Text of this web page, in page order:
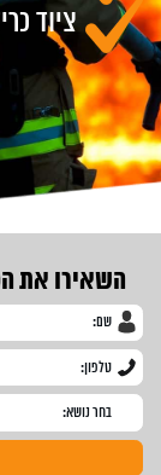
ציוד
השאירו את